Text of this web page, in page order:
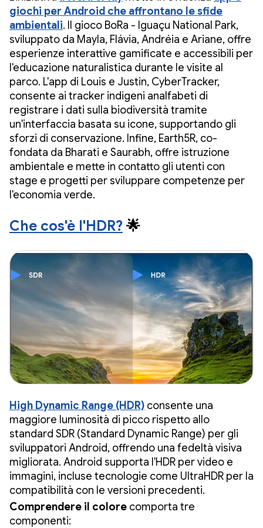
giochi per Android che affrontano le sfide
ambientali. Il gioco BoRa - Iguaçu National Park,
sviluppato da Mayla, Flávia, Andréia e Ariane, offre
esperienze interattive gamificate e accessibili per
l'educazione naturalistica durante le visite al
parco. L'app di Louis e Justin, CyberTracker,
consente ai tracker indigeni analfabeti di
registrare i dati sulla biodiversità tramite
un'interfaccia basata su icone, supportando gli
sforzi di conservazione. Infine, Earth5R, co-
fondata da Bharati e Saurabh, offre istruzione
ambientale e mette in contatto gli utenti con
stage e progetti per sviluppare competenze per
l'economia verde.
Che cos'è l'HDR? 🌟
High Dynamic Range (HDR) consente una
maggiore luminosità di picco rispetto allo
standard SDR (Standard Dynamic Range) per gli
sviluppatori Android, offrendo una fedeltà visiva
migliorata. Android supporta l'HDR per video e
immagini, incluse tecnologie come UltraHDR per la
compatibilità con le versioni precedenti.
Comprendere il colore comporta tre
componenti: